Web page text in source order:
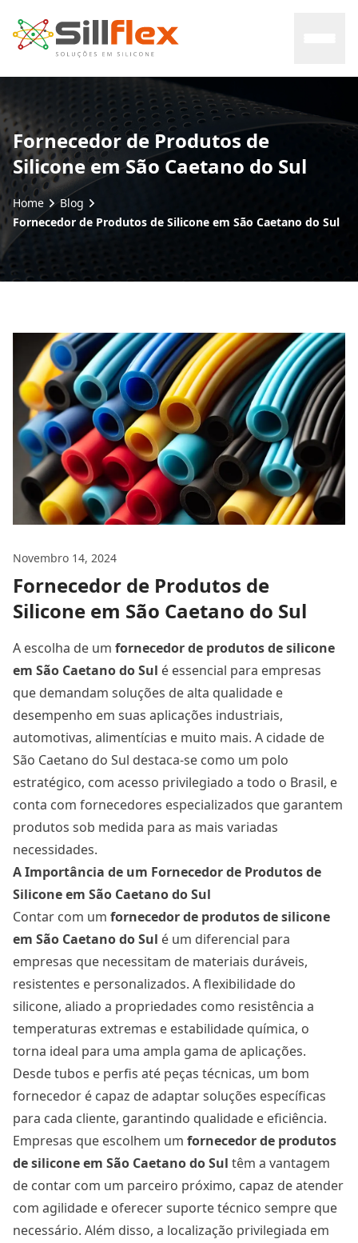
Home
Sobre nós
Mercados
Blog
Fornecedor de Produtos de
Silicone em São Caetano do Sul
Home
Blog
Fornecedor de Produtos de Silicone em São Caetano do Sul
Novembro 14, 2024
Fornecedor de Produtos de
Silicone em São Caetano do Sul
A escolha de um fornecedor de produtos de silicone
em São Caetano do Sul é essencial para empresas
que demandam soluções de alta qualidade e
desempenho em suas aplicações industriais,
automotivas, alimentícias e muito mais. A cidade de
São Caetano do Sul destaca-se como um polo
estratégico, com acesso privilegiado a todo o Brasil, e
conta com fornecedores especializados que garantem
produtos sob medida para as mais variadas
necessidades.
A Importância de um Fornecedor de Produtos de
Silicone em São Caetano do Sul
Contar com um fornecedor de produtos de silicone
em São Caetano do Sul é um diferencial para
empresas que necessitam de materiais duráveis,
resistentes e personalizados. A flexibilidade do
silicone, aliado a propriedades como resistência a
temperaturas extremas e estabilidade química, o
torna ideal para uma ampla gama de aplicações.
Desde tubos e perfis até peças técnicas, um bom
fornecedor é capaz de adaptar soluções específicas
para cada cliente, garantindo qualidade e eficiência.
Empresas que escolhem um fornecedor de produtos
de silicone em São Caetano do Sul têm a vantagem
de contar com um parceiro próximo, capaz de atender
com agilidade e oferecer suporte técnico sempre que
necessário. Além disso, a localização privilegiada em